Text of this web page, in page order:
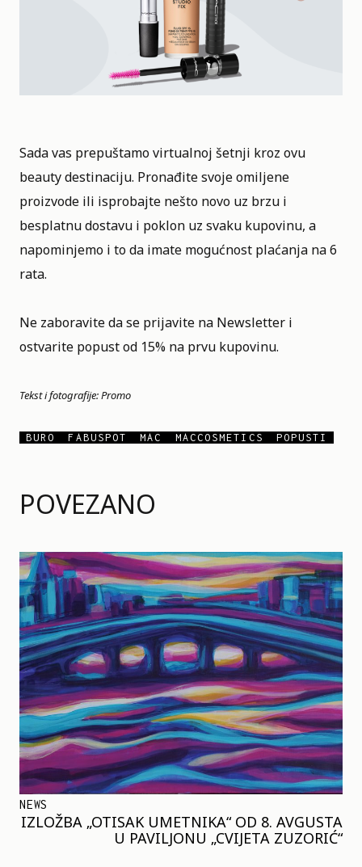
POVEZANO
NEWS
IZLOŽBA „OTISAK UMETNIKA“ OD 8. AVGUSTA
U PAVILJONU „CVIJETA ZUZORIĆ“
Sada vas prepuštamo virtualnoj šetnji kroz ovu
beauty destinaciju. Pronađite svoje omiljene
proizvode ili isprobajte nešto novo uz brzu i
besplatnu dostavu i poklon uz svaku kupovinu, a
napominjemo i to da imate mogućnost plaćanja na 6
rata.
Ne zaboravite da se prijavite na Newsletter i
ostvarite popust od 15% na prvu kupovinu.
Tekst i fotografije: Promo
BURO FABUSPOT MAC MACCOSMETICS POPUSTI